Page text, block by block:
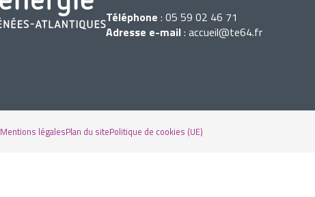
Téléphone : 05 59 02 46 71
Adresse e-mail: accueil@te64.fr
Mentions légalesPlan du sitePolitique de cookies (UE)